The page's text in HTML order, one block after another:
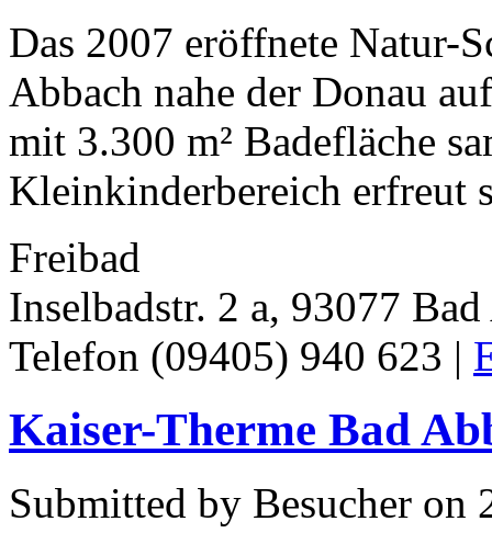
Das 2007 eröffnete Natur-
Abbach nahe der Donau
mit 3.300 m² Badefläche
Kleinkinderbereich erfreut
Freibad
Inselbadstr. 2 a, 93077
Telefon (09405) 940 623 |
Kaiser-Therme Bad
Submitted by Besucher on